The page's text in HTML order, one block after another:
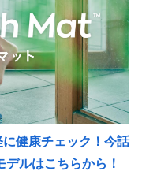
健康チェック！今話
ルはこちらから！